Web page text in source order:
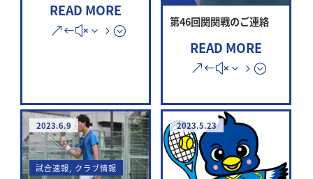
READ MORE
第46回関関戦のご連絡
READ MORE
2023.6.9
試合速報, クラブ情報
2023.5.23